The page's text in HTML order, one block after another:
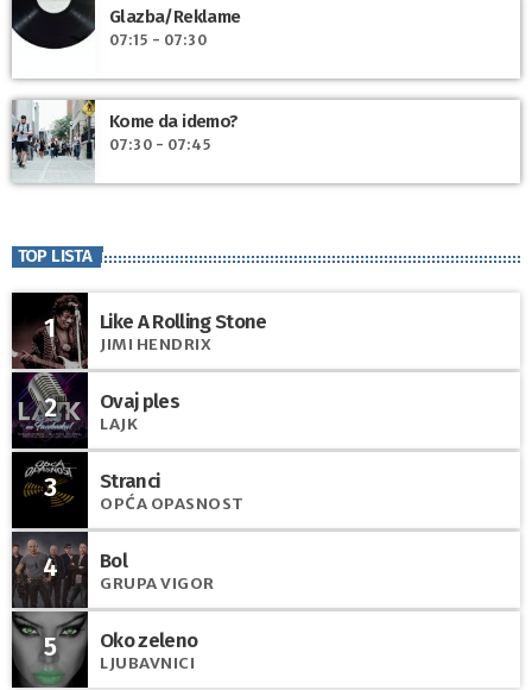
Glazba/Reklame
07:15 - 07:30
Kome da idemo?
07:30 - 07:45
TOP LISTA
1 Like A Rolling Stone
JIMI HENDRIX
2 Ovaj ples
LAJK
3 Stranci
OPĆA OPASNOST
4 Bol
GRUPA VIGOR
5 Oko zeleno
LJUBAVNICI